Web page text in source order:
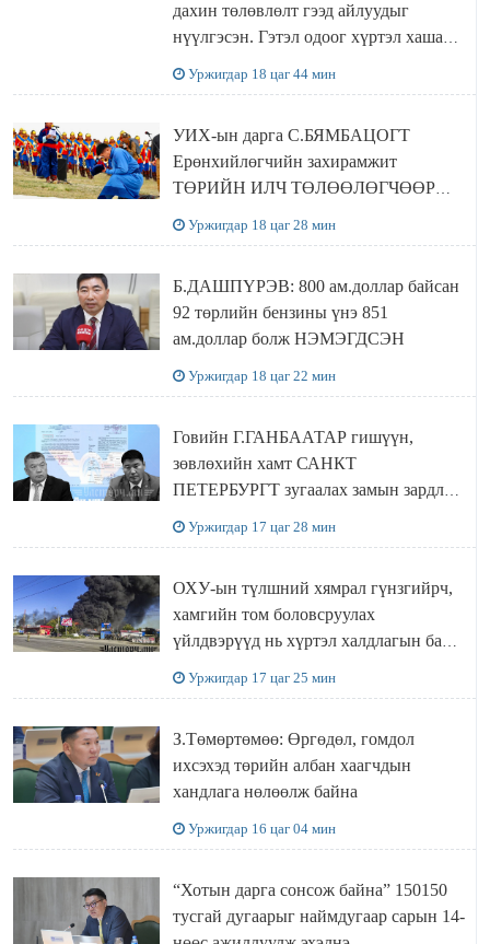
дахин төлөвлөлт гээд айлуудыг
нүүлгэсэн. Гэтэл одоог хүртэл хашаа
Уржигдар 18 цаг 44 мин
УИХ-ын дарга С.БЯМБАЦОГТ
Ерөнхийлөгчийн захирамжит
ТӨРИЙН ИЛЧ ТӨЛӨӨЛӨГЧӨӨР
Уржигдар 18 цаг 28 мин
Б.ДАШПҮРЭВ: 800 ам.доллар байсан
92 төрлийн бензины үнэ 851
ам.доллар болж НЭМЭГДСЭН
Уржигдар 18 цаг 22 мин
Говийн Г.ГАНБААТАР гишүүн,
зөвлөхийн хамт САНКТ
ПЕТЕРБУРГТ зугаалах замын зардлаа
Уржигдар 17 цаг 28 мин
ОХУ-ын түлшний хямрал гүнзгийрч,
хамгийн том боловсруулах
үйлдвэрүүд нь хүртэл халдлагын бай
Уржигдар 17 цаг 25 мин
З.Төмөртөмөө: Өргөдөл, гомдол
ихсэхэд төрийн албан хаагчдын
хандлага нөлөөлж байна
Уржигдар 16 цаг 04 мин
“Хотын дарга сонсож байна” 150150
тусгай дугаарыг наймдугаар сарын 14-